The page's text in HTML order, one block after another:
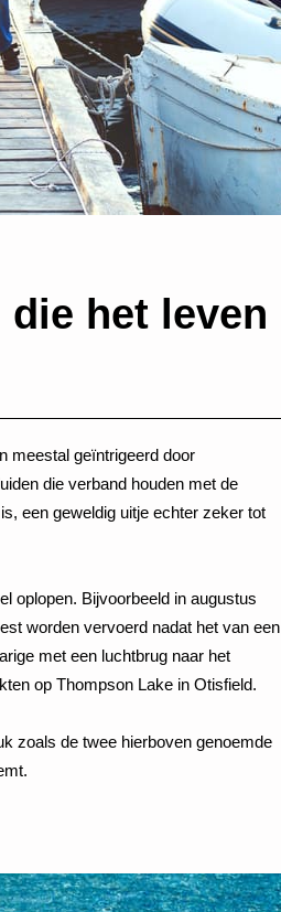
het leven
meestal geïntrigeerd door
die verband houden met de
een geweldig uitje echter zeker tot
oplopen. Bijvoorbeeld in augustus
worden vervoerd nadat het van een
met een luchtbrug naar het
op Thompson Lake in Otisfield.
zoals de twee hierboven genoemde